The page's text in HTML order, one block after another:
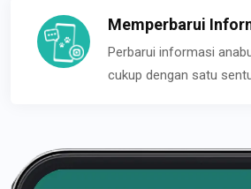
Memperbarui
Perbarui informasi
cukup dengan satu